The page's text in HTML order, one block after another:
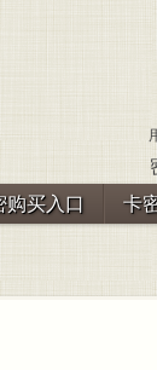
购买入口 卡